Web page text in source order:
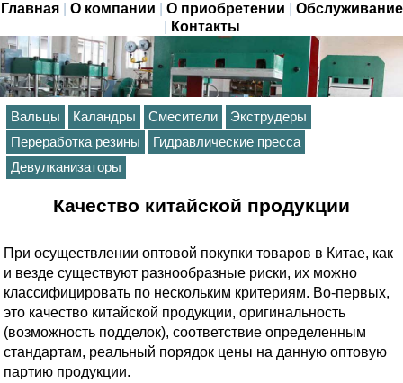
Главная| О компании О приобретении
Обслуживание
Контакты
Вальцы Каландры Смесители
Экструдеры
Переработка резины
Гидравлические пресса
Девулканизаторы
Качество китайской продукции
При осуществлении оптовой покупки товаров в Китае, как
и везде существуют разнообразные риски, их можно
классифицировать по нескольким критериям. Во-первых,
это качество китайской продукции, оригинальность
(возможность подделок), соответствие определенным
стандартам, реальный порядок цены на данную оптовую
партию продукции.